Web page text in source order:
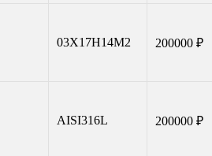
03Х17Н14М2 200000 ₽
AISI316L 200000 ₽